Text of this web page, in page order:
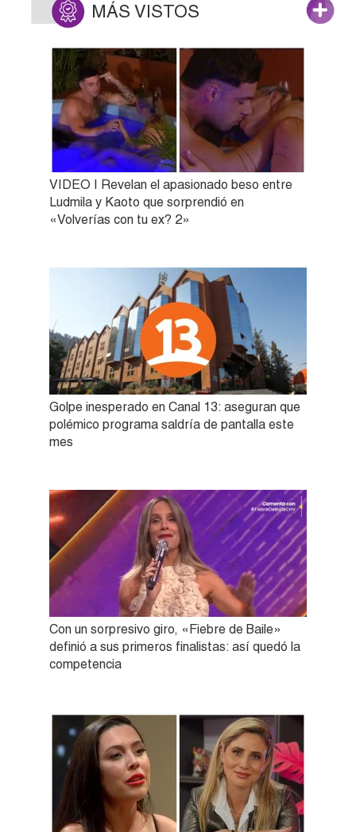
MÁS VISTOS
VIDEO | Revelan el apasionado beso entre
Ludmila y Kaoto que sorprendió en
«Volverías con tu ex? 2»
Golpe inesperado en Canal 13: aseguran que
polémico programa saldría de pantalla este
mes
Con un sorpresivo giro, «Fiebre de Baile»
definió a sus primeros finalistas: así quedó la
competencia